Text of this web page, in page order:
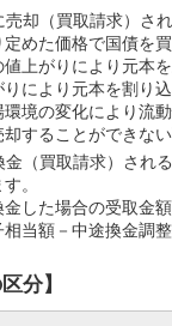
却（買取請求）さ
めた価格で国債を
上がりにより元本
により元本を割り
境の変化により流
することができな
（買取請求）され
。
した場合の受取金額
当額－中途換金調
分】